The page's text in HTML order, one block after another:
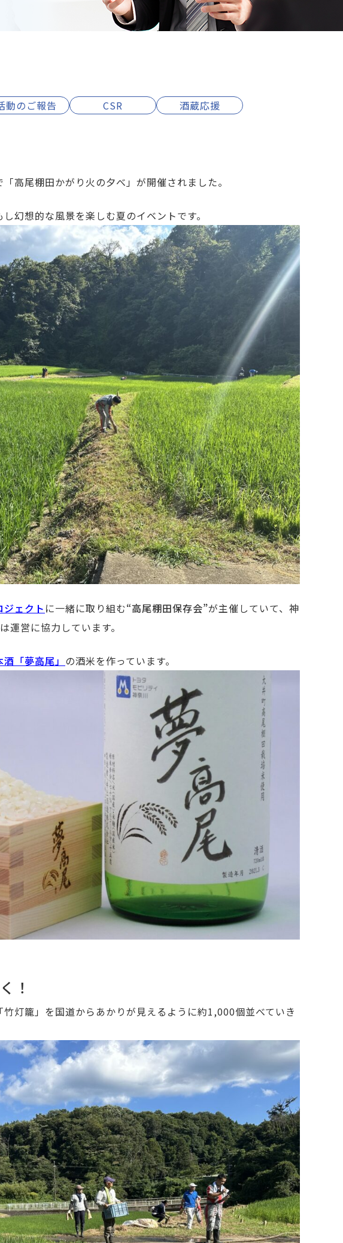
動のご報告 CSR 酒蔵応援
高尾棚田かがり火の夕べ」が開催されました。
幻想的な風景を楽しむ夏のイベントです。
ェクト に一緒に取り組む“高尾棚田保存会”が主催していて、神
は運営に協力しています。
酒「夢高尾」 の酒米を作っています。
！
灯籠」を国道からあかりが見えるように約1,000個並べていき